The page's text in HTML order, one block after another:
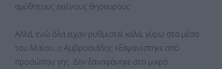
αμύθητους εκείνους θησαυρούς.
Αλλά, ενώ όλα είχαν ρυθμιστεί καλά, γύρω στα μέσα
του Μαΐου, ο Αμβροσιάδης εξαφανίστηκε από
προσώπου γης. Δεν ξαναφάνηκε στο μικρό